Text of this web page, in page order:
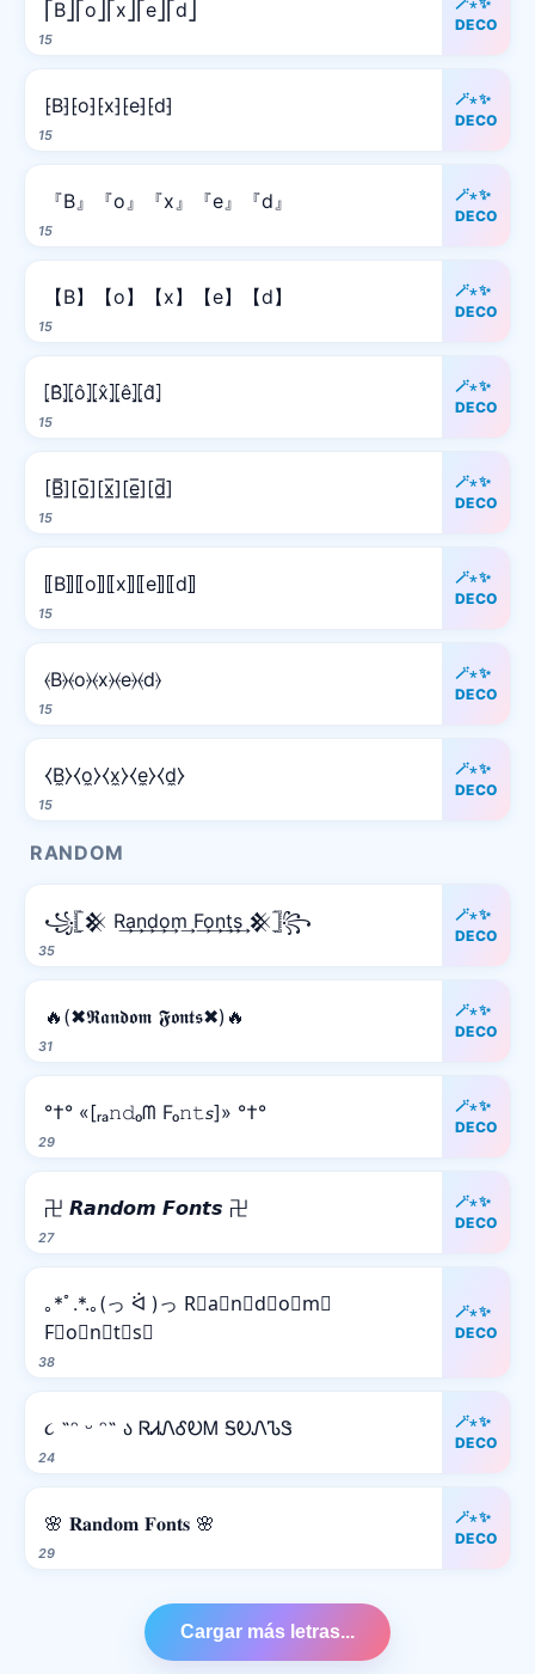
15
⎡B⎦⎡o⎦⎡x⎦⎡e⎦⎡d⎦
DECO
15
⁅B⁆⁅o⁆⁅x⁆⁅e⁆⁅d⁆
🪄⋆✨
DECO
15
『B』『o』『x』『e』『d』
🪄⋆✨
DECO
15
【B】【o】【x】【e】【d】
🪄⋆✨
DECO
15
⦏B̂⦎⦏ô⦎⦏x̂⦎⦏ê⦎⦏d̂⦎
🪄⋆✨
DECO
15
[B̲̅][o̲̅][x̲̅][e̲̅][d̲̅]
🪄⋆✨
DECO
15
⟦B⟧⟦o⟧⟦x⟧⟦e⟧⟦d⟧
🪄⋆✨
DECO
15
⦑B⦒⦑o⦒⦑x⦒⦑e⦒⦑d⦒
🪄⋆✨
DECO
15
⧼B̼⧽⧼o̼⧽⧼x̼⧽⧼e̼⧽⧼d̼⧽
🪄⋆✨
DECO
RANDOM
35
꧁𓊈𒆜 R͢a͢n͢d͢o͢m͢ F͢o͢n͢t͢s͢ 𒆜𓊉꧂
🪄⋆✨
DECO
31
🔥(✖𝕽𝖆𝖓𝖉𝖔𝖒 𝕱𝖔𝖓𝖙𝖘✖)🔥
🪄⋆✨
DECO
29
°†° «[ᵣₐ𝚗𝚍ₒᗰ Fₒ𝚗𝚝𝘴]» °†°
🪄⋆✨
DECO
27
卍 𝙍𝙖𝙣𝙙𝙤𝙢 𝙁𝙤𝙣𝙩𝙨 卍
🪄⋆✨
DECO
38
｡*ﾟ.*.｡(っ ᐛ )っ R⃒a⃒n⃒d⃒o⃒m⃒
F⃒o⃒n⃒t⃒s⃒
🪄⋆✨
DECO
24
૮ ˶ᵔ ᵕ ᵔ˶ ა ᏒᏗᏁᎴᎧᎷ ᎦᎧᏁᏖᏕ
🪄⋆✨
DECO
29
🌸 𝐑𝐚𝐧𝐝𝐨𝐦 𝐅𝐨𝐧𝐭𝐬 🌸
🪄⋆✨
DECO
Cargar más letras...